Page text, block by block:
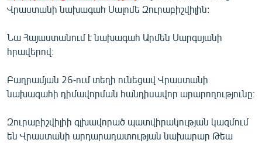
ԿՈՐՈՆԱՎԻՐՈՒՍ
ԱՐԽԻՎ
ՏԵՍԱՆՅՈՒԹԵՐ
ԲԱՆԱՎԵՃ
ՁԳՏԵԼՈՎ ԼԱՎԱԳՈՒՅՆԻՆ
ՓՈԴՔԱՍԹ
Վրաստանի նախագահ Սալոմե Զուրաբիշվիլին:
Նա Հայաստանում է նախագահ Արմեն Սարգսյանի
հրավերով։
Բաղրամյան 26-ում տեղի ունեցավ Վրաստանի
նախագահի դիմավորման հանդիսավոր արարողությունը։
Զուրաբիշվիլիի գլխավորած պատվիրակության կազմում
են Վրաստանի արդարադատության նախարար Թեա